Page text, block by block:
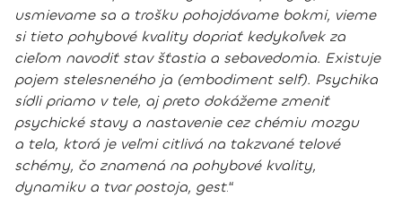
usmievame sa a trošku pohojdávame bokmi, vieme
si tieto pohybové kvality dopriať kedykoľvek za
cieľom navodiť stav šťastia a sebavedomia. Existuje
pojem stelesneného ja (embodiment self). Psychika
sídli priamo v tele, aj preto dokážeme zmeniť
psychické stavy a nastavenie cez chémiu mozgu
a tela, ktorá je veľmi citlivá na takzvané telové
schémy, čo znamená na pohybové kvality,
dynamiku a tvar postoja, gest.“